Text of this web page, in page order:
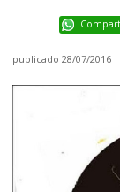
publicado 28/07/2016